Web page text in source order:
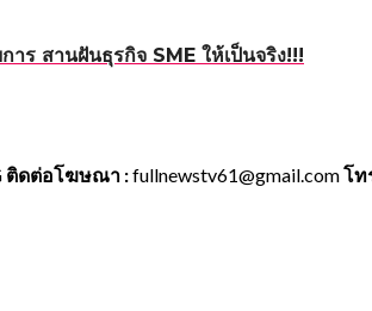
ร สานฝันธุรกิจ SME ให้เป็นจริง!!!
ติดต่อโฆษณา :fullnewstv61@gmail.comโท